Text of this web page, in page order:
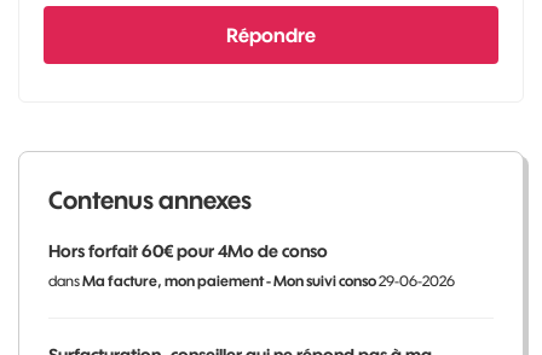
Répondre
Contenus annexes
Hors forfait 60€ pour 4Mo de conso
dansMa facture, mon paiement - Mon suivi conso29-06-2026